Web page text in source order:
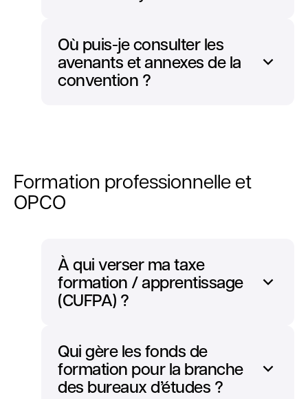
Où puis-je consulter les
avenants et annexes de la
convention ?
Formation professionnelle et
OPCO
À qui verser ma taxe
formation / apprentissage
(CUFPA) ?
Qui gère les fonds de
formation pour la branche
des bureaux d’études ?